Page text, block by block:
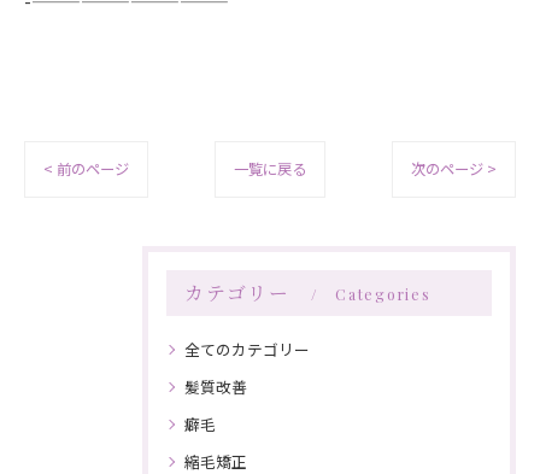
< 前のページ 一覧に戻る 次のページ >
カテゴリー Categories
全てのカテゴリー
髪質改善
癖毛
縮毛矯正